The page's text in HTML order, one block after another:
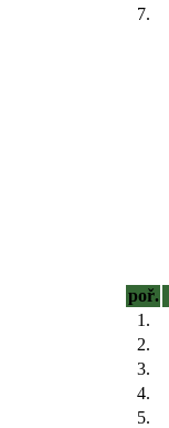
7.
poř.
1.
2.
3.
4.
5.